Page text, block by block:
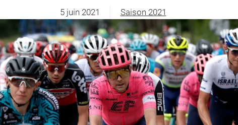
5 juin 2021 Saison 2021